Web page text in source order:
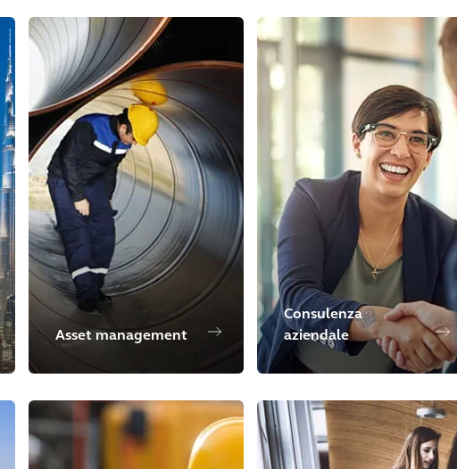
Asset management
Consulenza
aziendale